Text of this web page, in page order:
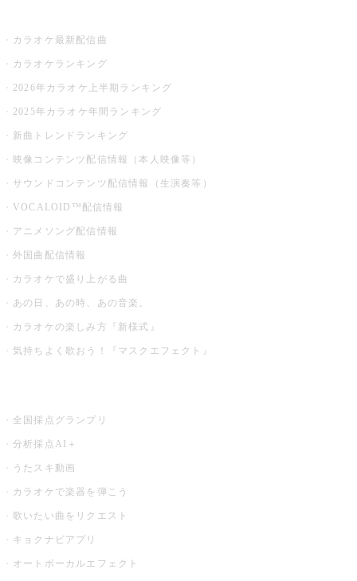
カラオケ最新配信曲
カラオケランキング
2026年カラオケ上半期ランキング
2025年カラオケ年間ランキング
新曲トレンドランキング
映像コンテンツ配信情報（本人映像等）
サウンドコンテンツ配信情報（生演奏等）
VOCALOID™配信情報
アニメソング配信情報
外国曲配信情報
カラオケで盛り上がる曲
あの日、あの時、あの音楽。
カラオケの楽しみ方『新様式』
気持ちよく歌おう！『マスクエフェクト』
全国採点グランプリ
分析採点AI＋
うたスキ動画
カラオケで楽器を弾こう
歌いたい曲をリクエスト
キョクナビアプリ
オートボーカルエフェクト